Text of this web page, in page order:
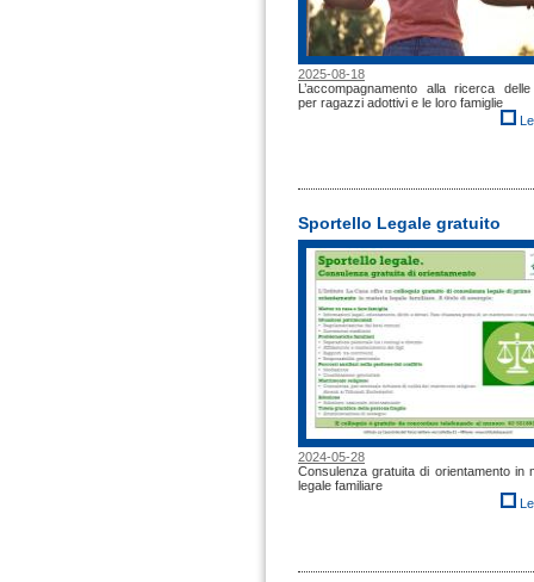
2025-08-18
L’accompagnamento alla ricerca
per ragazzi adottivi e le loro famiglie
Sportello Legale gratuito
2024-05-28
Consulenza gratuita di orientamento in
legale familiare